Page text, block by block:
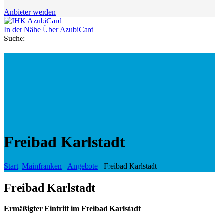
Anbieter werden
In der Nähe Über AzubiCard
Suche:
Freibad Karlstadt
Start Mainfranken Angebote Freibad Karlstadt
Freibad Karlstadt
Ermäßigter Eintritt im Freibad Karlstadt